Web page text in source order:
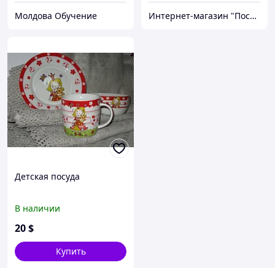
Молдова Обучение Интернет-магазин "Посудомания"
Детская посуда
В наличии
20$
Купить